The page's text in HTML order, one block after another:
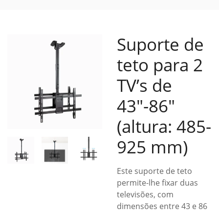
Suporte de
teto para 2
TV’s de
43″-86″
(altura: 485-
925 mm)
Este suporte de teto
permite-lhe fixar duas
televisões, com
dimensões entre 43 e 86